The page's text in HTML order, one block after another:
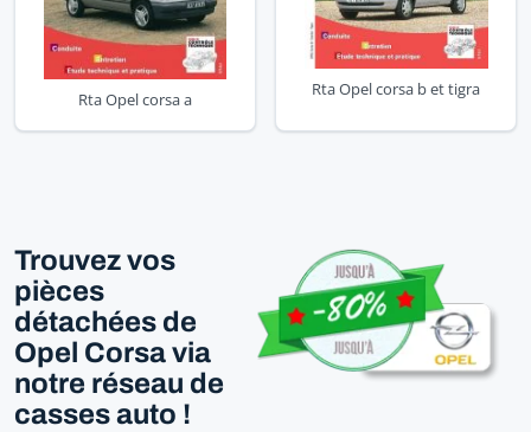
Rta Opel corsa a
Rta Opel corsa b et tigra
Trouvez vos
pièces
détachées de
Opel Corsa via
notre réseau de
casses auto !